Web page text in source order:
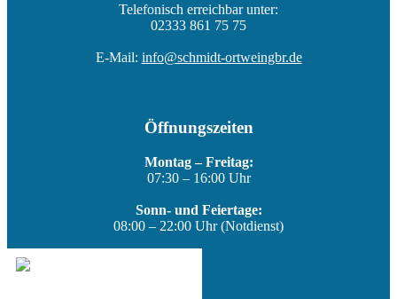
Telefonisch erreichbar unter:
02333 861 75 75
E-Mail: info@schmidt-ortweingbr.de
Öffnungszeiten
Montag – Freitag:
07:30 – 16:00 Uhr
Sonn- und Feiertage:
08:00 – 22:00 Uhr (Notdienst)